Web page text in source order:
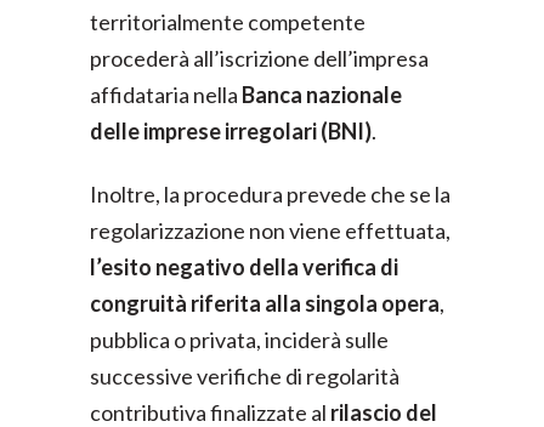
territorialmente competente
procederà all’iscrizione dell’impresa
affidataria nella Banca nazionale
delle imprese irregolari (BNI).
Inoltre, la procedura prevede che se la
regolarizzazione non viene effettuata,
l’esito negativo della verifica di
congruità riferita alla singola opera,
pubblica o privata, inciderà sulle
successive verifiche di regolarità
contributiva finalizzate al rilascio del